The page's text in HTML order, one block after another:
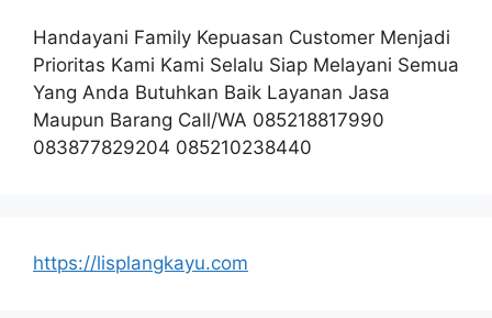
Handayani Family Kepuasan Customer Menjadi
Prioritas Kami Kami Selalu Siap Melayani Semua
Yang Anda Butuhkan Baik Layanan Jasa
Maupun Barang Call/WA 085218817990
083877829204 085210238440
https://lisplangkayu.com